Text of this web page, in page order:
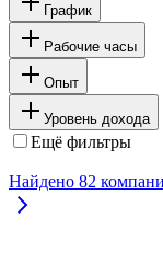
График
Рабочие часы
Опыт
Уровень дохода
Ещё фильтры
Найдено 82